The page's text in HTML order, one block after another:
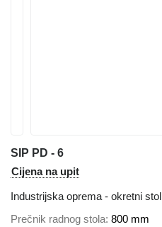
SIP PD - 6
Cijena na upit
Industrijska oprema - okretni stol
Prečnik radnog stola 800 mm